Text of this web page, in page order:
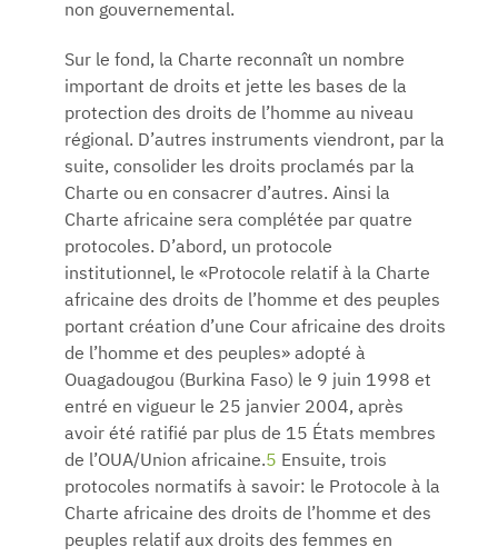
non gouvernemental.
Sur le fond, la Charte reconnaît un nombre
important de droits et jette les bases de la
protection des droits de l’homme au niveau
régional. D’autres instruments viendront, par la
suite, consolider les droits proclamés par la
Charte ou en consacrer d’autres. Ainsi la
Charte africaine sera complétée par quatre
protocoles. D’abord, un protocole
institutionnel, le «Protocole relatif à la Charte
africaine des droits de l’homme et des peuples
portant création d’une Cour africaine des droits
de l’homme et des peuples» adopté à
Ouagadougou (Burkina Faso) le 9 juin 1998 et
entré en vigueur le 25 janvier 2004, après
avoir été ratifié par plus de 15 États membres
de l’OUA/Union africaine.5 Ensuite, trois
protocoles normatifs à savoir: le Protocole à la
Charte africaine des droits de l’homme et des
peuples relatif aux droits des femmes en